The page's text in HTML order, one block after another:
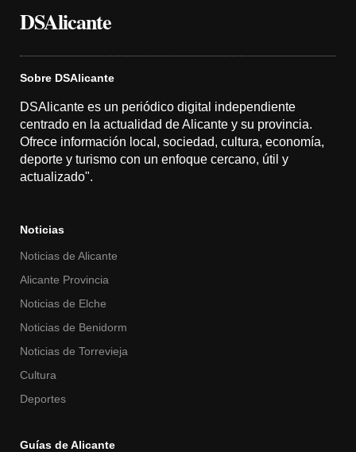
DSAlicante
Sobre DSAlicante
DSAlicante es un periódico digital independiente
centrado en la actualidad de Alicante y su provincia.
Ofrece información local, sociedad, cultura, economía,
deporte y turismo con un enfoque cercano, útil y
actualizado".
Noticias
Noticias de Alicante
Alicante Provincia
Noticias de Elche
Noticias de Benidorm
Noticias de Torrevieja
Cultura
Deportes
Guías de Alicante